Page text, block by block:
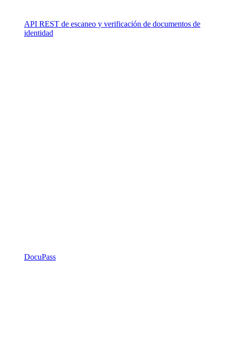
API REST de escaneo y verificación de documentos de
identidad
DocuPass